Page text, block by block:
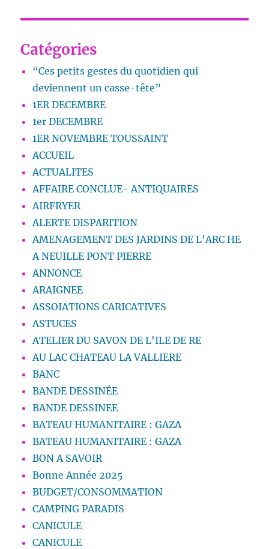
Catégories
“Ces petits gestes du quotidien qui
deviennent un casse-tête”
1ER DECEMBRE
1er DECEMBRE
1ER NOVEMBRE TOUSSAINT
ACCUEIL
ACTUALITES
AFFAIRE CONCLUE- ANTIQUAIRES
AIRFRYER
ALERTE DISPARITION
AMENAGEMENT DES JARDINS DE L'ARC HE
A NEUILLE PONT PIERRE
ANNONCE
ARAIGNEE
ASSOIATIONS CARICATIVES
ASTUCES
ATELIER DU SAVON DE L'ILE DE RE
AU LAC CHATEAU LA VALLIERE
BANC
BANDE DESSINÉE
BANDE DESSINEE
BATEAU HUMANITAIRE : GAZA
BATEAU HUMANITAIRE : GAZA
BON A SAVOIR
Bonne Année 2025
BUDGET/CONSOMMATION
CAMPING PARADIS
CANICULE
CANICULE